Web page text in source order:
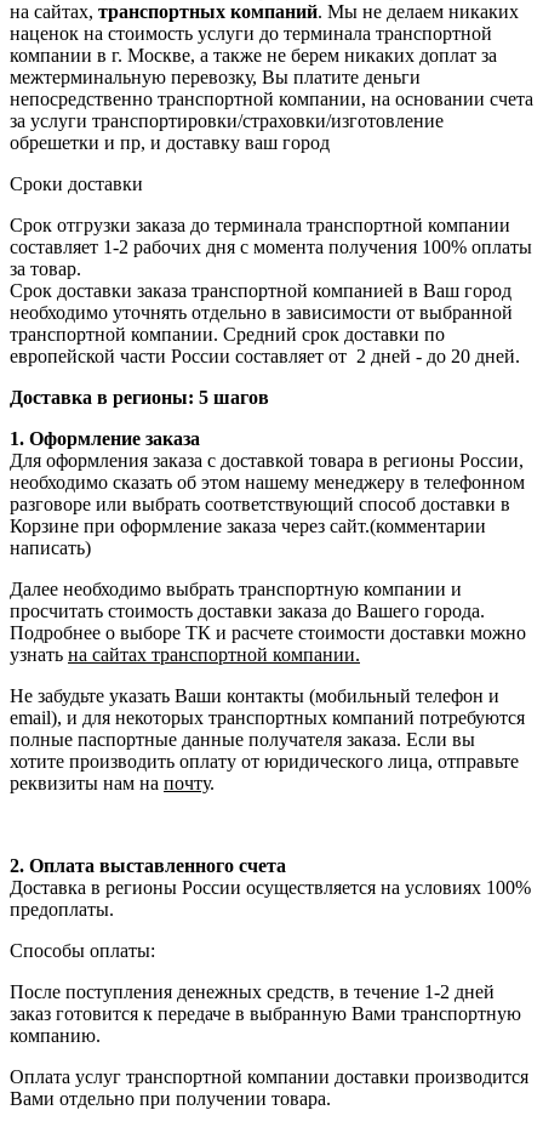
на сайтах, транспортных компаний. Мы не делаем никаких
наценок на стоимость услуги до терминала транспортной
компании в г. Москве, а также не берем никаких доплат за
межтерминальную перевозку, Вы платите деньги
непосредственно транспортной компании, на основании счета
за услуги транспортировки/страховки/изготовление
обрешетки и пр, и доставку ваш город
Сроки доставки
Срок отгрузки заказа до терминала транспортной компании
составляет 1-2 рабочих дня с момента получения 100% оплаты
за товар.
Срок доставки заказа транспортной компанией в Ваш город
необходимо уточнять отдельно в зависимости от выбранной
транспортной компании. Средний срок доставки по
европейской части России составляет от 2 дней - до 20 дней.
Доставка в регионы: 5 шагов
1. Оформление заказа
Для оформления заказа с доставкой товара в регионы России,
необходимо сказать об этом нашему менеджеру в телефонном
разговоре или выбрать соответствующий способ доставки в
Корзине при оформление заказа через сайт.(комментарии
написать)
Далее необходимо выбрать транспортную компании и
просчитать стоимость доставки заказа до Вашего города.
Подробнее о выборе ТК и расчете стоимости доставки можно
узнать на сайтах транспортной компании.
Не забудьте указать Ваши контакты (мобильный телефон и
email), и для некоторых транспортных компаний потребуются
полные паспортные данные получателя заказа. Если вы
хотите производить оплату от юридического лица, отправьте
реквизиты нам на почту.
2. Оплата выставленного счета
Доставка в регионы России осуществляется на условиях 100%
предоплаты.
Способы оплаты:
После поступления денежных средств, в течение 1-2 дней
заказ готовится к передаче в выбранную Вами транспортную
компанию.
Оплата услуг транспортной компании доставки производится
Вами отдельно при получении товара.